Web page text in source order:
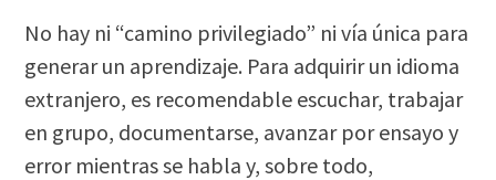
No hay ni “camino privilegiado” ni vía única para
generar un aprendizaje. Para adquirir un idioma
extranjero, es recomendable escuchar, trabajar
en grupo, documentarse, avanzar por ensayo y
error mientras se habla y, sobre todo,